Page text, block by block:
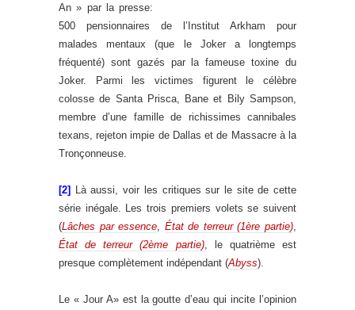
An » par la presse:
500 pensionnaires de l’Institut Arkham pour
malades mentaux (que le Joker a longtemps
fréquenté) sont gazés par la fameuse toxine du
Joker. Parmi les victimes figurent le célèbre
colosse de Santa Prisca, Bane et Bily Sampson,
membre d’une famille de richissimes cannibales
texans, rejeton impie de Dallas et de Massacre à la
Tronçonneuse.
[2]
Là aussi, voir les critiques sur le site de cette
série inégale. Les trois premiers volets se suivent
(Lâches par essence État de terreur (1ère partie)
État de terreur (2ème partie), le quatrième est
presque complètement indépendant (Abyss).
Le « Jour A» est la goutte d’eau qui incite l’opinion